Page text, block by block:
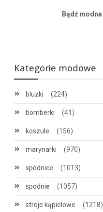
Bądź modna
Kategorie modowe
bluzki (224)
bomberki (41)
koszule (156)
marynarki (970)
spódnice (1013)
spodnie (1057)
stroje kąpielowe (1218)